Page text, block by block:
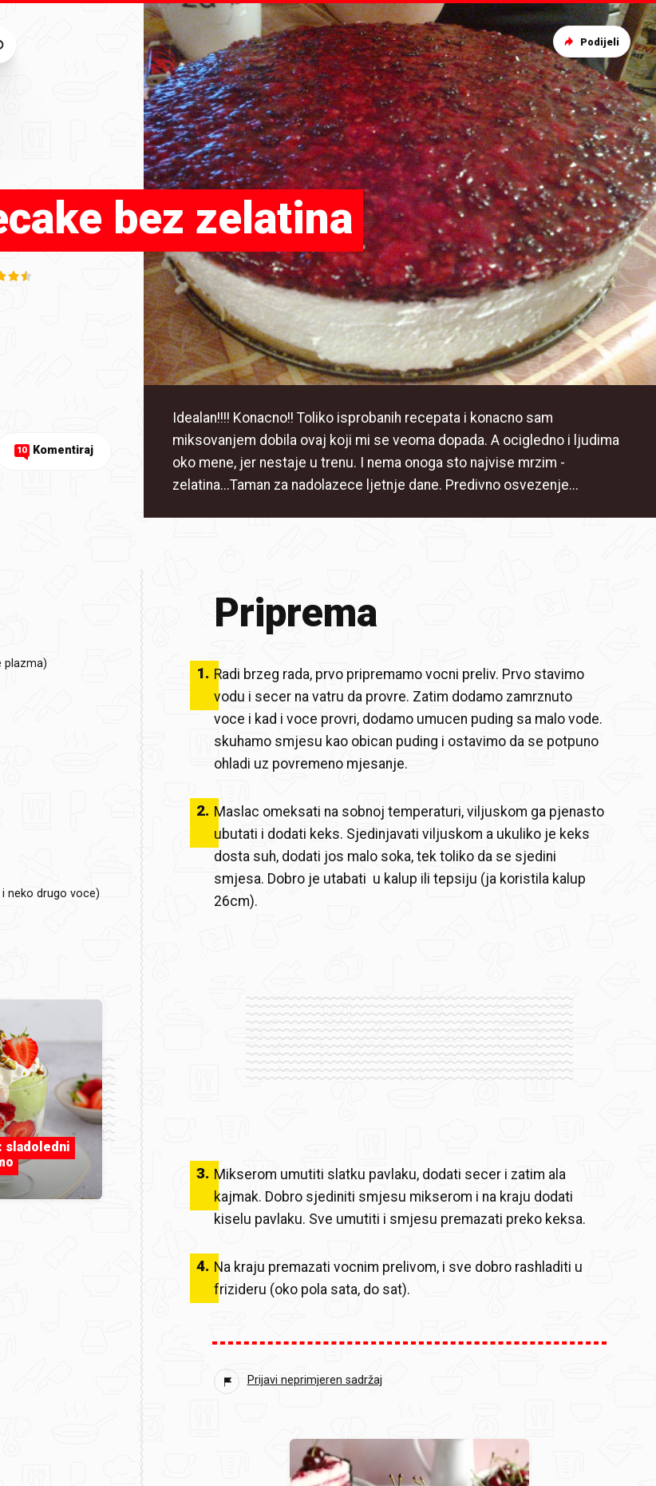
bez zelatina
Idealan!!!! Konacno!! Toliko isprobanih recepata i konacno sam
miksovanjem dobila ovaj koji mi se veoma dopada. A ocigledno i ljudima
oko mene, jer nestaje u trenu. I nema onoga sto najvise mrzim -
zelatina...Taman za nadolazece ljetnje dane. Predivno osvezenje...
10 Komentiraj
Podijeli
plazma)
neko drugo voce)
sladoledni
Priprema
1. Radi brzeg rada, prvo pripremamo vocni preliv. Prvo stavimo
vodu i secer na vatru da provre. Zatim dodamo zamrznuto
voce i kad i voce provri, dodamo umucen puding sa malo vode.
skuhamo smjesu kao obican puding i ostavimo da se potpuno
ohladi uz povremeno mjesanje.
2. Maslac omeksati na sobnoj temperaturi, viljuskom ga pjenasto
ubutati i dodati keks. Sjedinjavati viljuskom a ukuliko je keks
dosta suh, dodati jos malo soka, tek toliko da se sjedini
smjesa. Dobro je utabati u kalup ili tepsiju (ja koristila kalup
26cm).
3. Mikserom umutiti slatku pavlaku, dodati secer i zatim ala
kajmak. Dobro sjediniti smjesu mikserom i na kraju dodati
kiselu pavlaku. Sve umutiti i smjesu premazati preko keksa.
4. Na kraju premazati vocnim prelivom, i sve dobro rashladiti u
frizideru (oko pola sata, do sat).
Prijavi neprimjeren sadržaj